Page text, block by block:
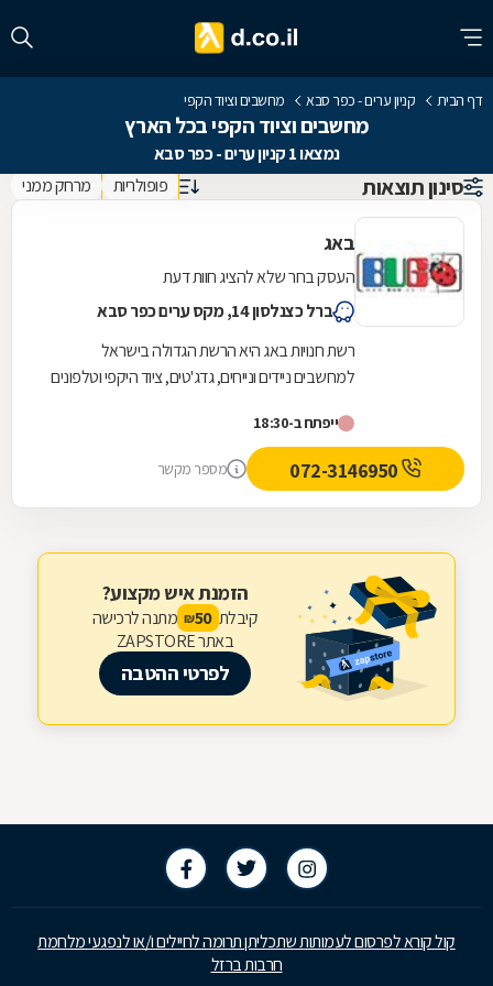
דף הבית קניון ערים - כפר סבא מחשבים וציוד הקפי
מחשבים וציוד הקפי בכל הארץ
נמצאו 1 קניון ערים - כפר סבא
סינון תוצאות פופולריות מרחק ממני
באג
העסק בחר שלא להציג חוות דעת
ברל כצנלסון 14, מקס ערים כפר סבא
רשת חנויות באג היא הרשת הגדולה בישראל
למחשבים ניידים ונייחים, גדג'טים, ציוד היקפי וטלפונים
ייפתח ב-18:30
מספר מקשר
הזמנת איש מקצוע?
קיבלת 50
₪ מתנה לרכישה
באתר ZAPSTORE
לפרטי ההטבה
קול קורא לפרסום לעמותות שתכליתן תרומה לחיילים ו/או לנפגעי מלחמת
חרבות ברזל